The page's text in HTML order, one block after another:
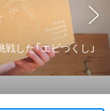
した「エビづくし」